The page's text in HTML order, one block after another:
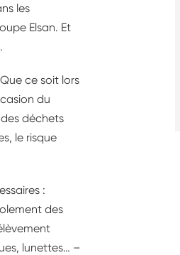
les
Elsan. Et
ce soit lors
du
déchets
le risque
:
des
lunettes… –